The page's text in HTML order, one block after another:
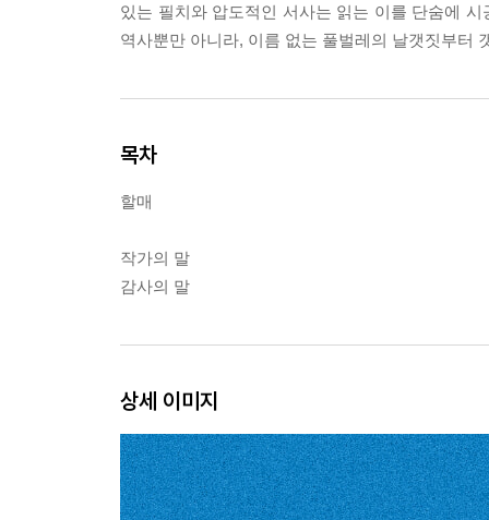
있는 필치와 압도적인 서사는 읽는 이를 단숨에
역사뿐만 아니라, 이름 없는 풀벌레의 날갯짓부터
목차
할매
작가의 말
감사의 말
상세 이미지